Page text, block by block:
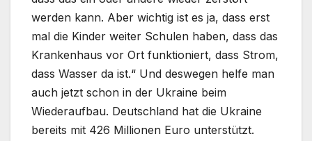
werden kann. Aber wichtig ist es ja, dass erst
mal die Kinder weiter Schulen haben, dass das
Krankenhaus vor Ort funktioniert, dass Strom,
dass Wasser da ist.“ Und deswegen helfe man
auch jetzt schon in der Ukraine beim
Wiederaufbau. Deutschland hat die Ukraine
bereits mit 426 Millionen Euro unterstützt.